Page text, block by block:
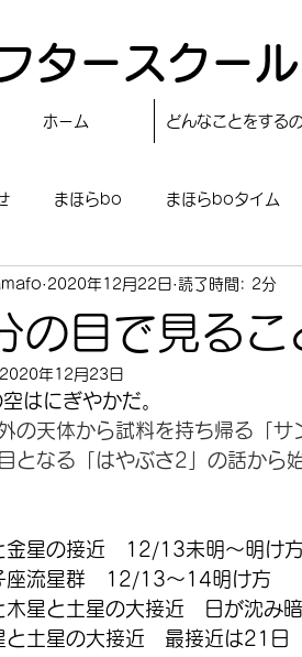
タースクー
ホーム どんなことをする
まほらbo まほらboタイム
もぐタイム レシピ 24節気
事 まほらboのあそび
の目で見るこ
2020年12月22日 読了時間: 2分
2020年12月23日
はにぎやかだ。
の天体から試料を持ち帰る「
となる「はやぶさ2」の話から
金星の接近　12/13未明〜明け方
座流星群　12/13〜14明け方
木星と土星の大接近　日が沈み
と土星の大接近　最接近は21日